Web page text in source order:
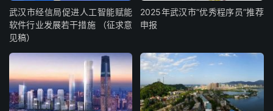
武汉市经信局促进人工智能赋能
软件行业发展若干措施 （征求意
见稿）
2025年武汉市“优秀程序员”推荐
申报